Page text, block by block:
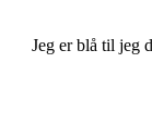
Jeg er blå til jeg